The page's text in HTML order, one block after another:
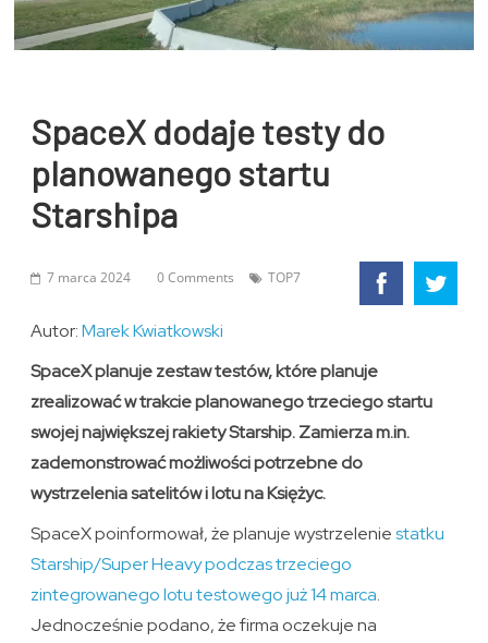
SpaceX dodaje testy do
planowanego startu
Starshipa
7 marca 2024 0 Comments TOP7
Autor:Marek Kwiatkowski
SpaceX planuje zestaw testów, które planuje
zrealizować w trakcie planowanego trzeciego startu
swojej największej rakiety Starship. Zamierza m.in.
zademonstrować możliwości potrzebne do
wystrzelenia satelitów i lotu na Księżyc.
SpaceX poinformował, że planuje wystrzeleniestatku
Starship/Super Heavy podczas trzeciego
zintegrowanego lotu testowego już 14 marca.
Jednocześnie podano, że firma oczekuje na